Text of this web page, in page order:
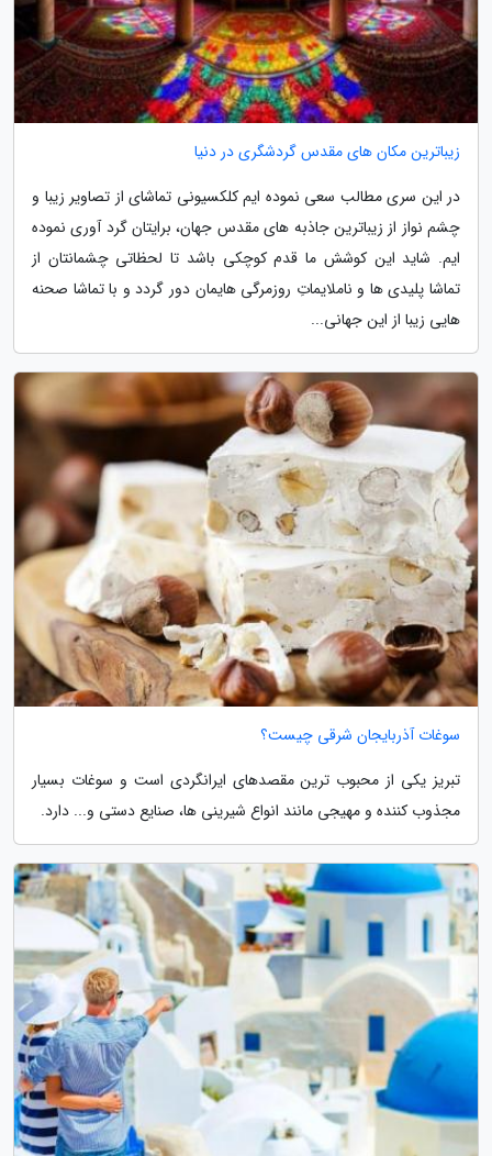
زیباترین مکان های مقدس گردشگری در دنیا
در این سری مطالب سعی نموده ایم کلکسیونی تماشای از تصاویر زیبا و
چشم نواز از زیباترین جاذبه های مقدس جهان، برایتان گرد آوری نموده
ایم. شاید این کوشش ما قدم کوچکی باشد تا لحظاتی چشمانتان از
تماشا پلیدی ها و ناملایماتِ روزمرگی هایمان دور گردد و با تماشا صحنه
هایی زیبا از این جهانی...
سوغات آذربایجان شرقی چیست؟
تبریز یکی از محبوب ترین مقصدهای ایرانگردی است و سوغات بسیار
مجذوب کننده و مهیجی مانند انواع شیرینی ها، صنایع دستی و... دارد.